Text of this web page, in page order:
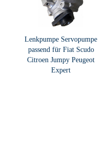
Lenkpumpe Servopumpe
passend für Fiat Scudo
Citroen Jumpy Peugeot
Expert